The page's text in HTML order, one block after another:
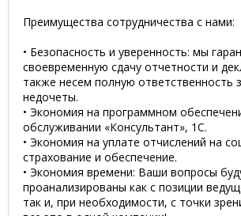
Преимущества сотрудничества с нами:
• Безопасность и уверенность: мы
своевременную сдачу отчетности и
также несем полную ответственность
недочеты.
• Экономия на программном
обслуживании «Консультант», 1С.
• Экономия на уплате отчислений на
страхование и обеспечение.
• Экономия времени: Ваши вопросы
проанализированы как с позиции
так и, при необходимости, с точки